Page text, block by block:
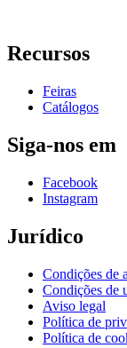
Recursos
Feiras
Catálogos
Siga-nos em
Facebook
Instagram
Jurídico
Condições de
Condições de
Aviso legal
Política de
Política de